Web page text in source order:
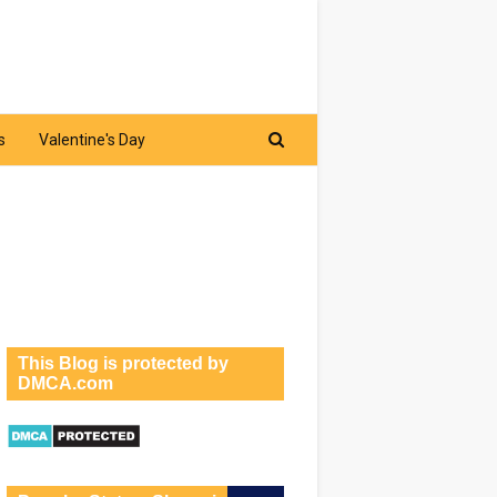
Valentine's Day
This Blog is protected by
DMCA.com